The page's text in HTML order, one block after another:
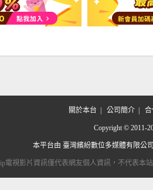
關於本台 公司簡介| 合
Copyright © 2011-
本平台由 臺灣繽紛數位多媒體有限公
ip電視影片資訊僅代表網友個人資訊，不代表本